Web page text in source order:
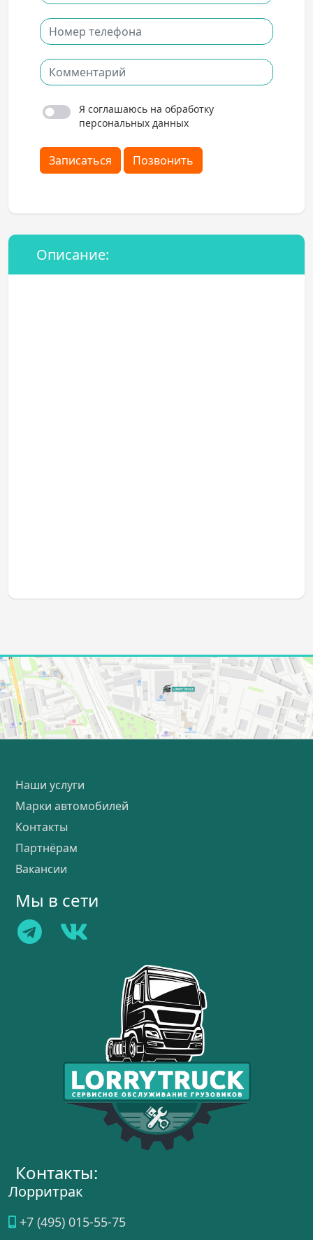
Я соглашаюсь на обработку
персональных данных
Записаться Позвонить
Описание:
Наши услуги
Марки автомобилей
Контакты
Партнёрам
Вакансии
Мы в сети
Контакты:
Лорритрак
+7 (495) 015-55-75